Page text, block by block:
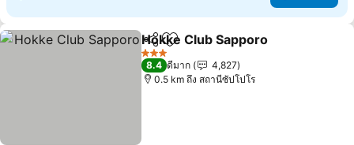
แชร์ เพิ่มในรายการโปรด
Hokke Club Sapporo
3 ดาว
8.4 ดีมาก
4,827
0.5 km ถึง สถานีซัปโปโร